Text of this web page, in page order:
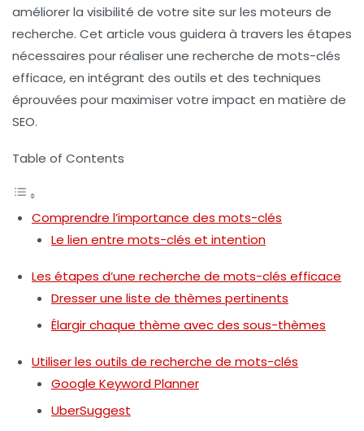
améliorer la visibilité de votre site sur les moteurs de
recherche. Cet article vous guidera à travers les étapes
nécessaires pour réaliser une recherche de mots-clés
efficace, en intégrant des outils et des techniques
éprouvées pour maximiser votre impact en matière de
SEO.
Table of Contents
Comprendre l’importance des mots-clés
Le lien entre mots-clés et intention
Les étapes d’une recherche de mots-clés efficace
Dresser une liste de thèmes pertinents
Élargir chaque thème avec des sous-thèmes
Utiliser les outils de recherche de mots-clés
Google Keyword Planner
UberSuggest